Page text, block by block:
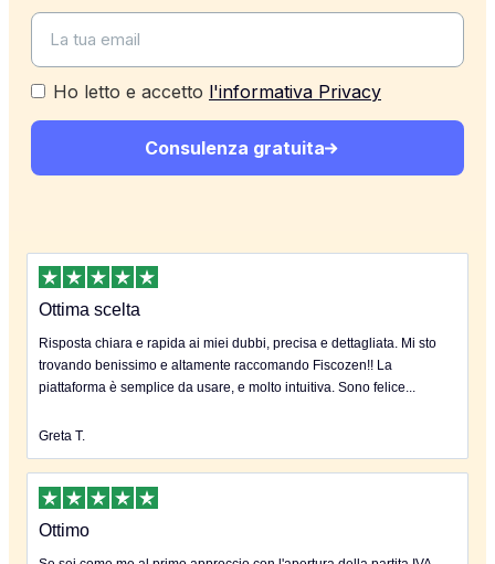
Ho letto e accetto l'informativa Privacy
Consulenza gratuita
Ottima scelta
Risposta chiara e rapida ai miei dubbi, precisa e dettagliata. Mi sto
trovando benissimo e altamente raccomando Fiscozen!! La
piattaforma è semplice da usare, e molto intuitiva. Sono felice...
Greta T.
Ottimo